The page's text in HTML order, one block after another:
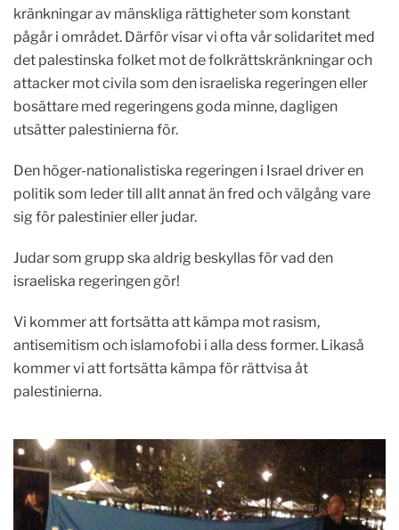
kränkningar av mänskliga rättigheter som konstant
pågår i området. Därför visar vi ofta vår solidaritet med
det palestinska folket mot de folkrättskränkningar och
attacker mot civila som den israeliska regeringen eller
bosättare med regeringens goda minne, dagligen
utsätter palestinierna för.
Den höger-nationalistiska regeringen i Israel driver en
politik som leder till allt annat än fred och välgång vare
sig för palestinier eller judar.
Judar som grupp ska aldrig beskyllas för vad den
israeliska regeringen gör!
Vi kommer att fortsätta att kämpa mot rasism,
antisemitism och islamofobi i alla dess former. Likaså
kommer vi att fortsätta kämpa för rättvisa åt
palestinierna.